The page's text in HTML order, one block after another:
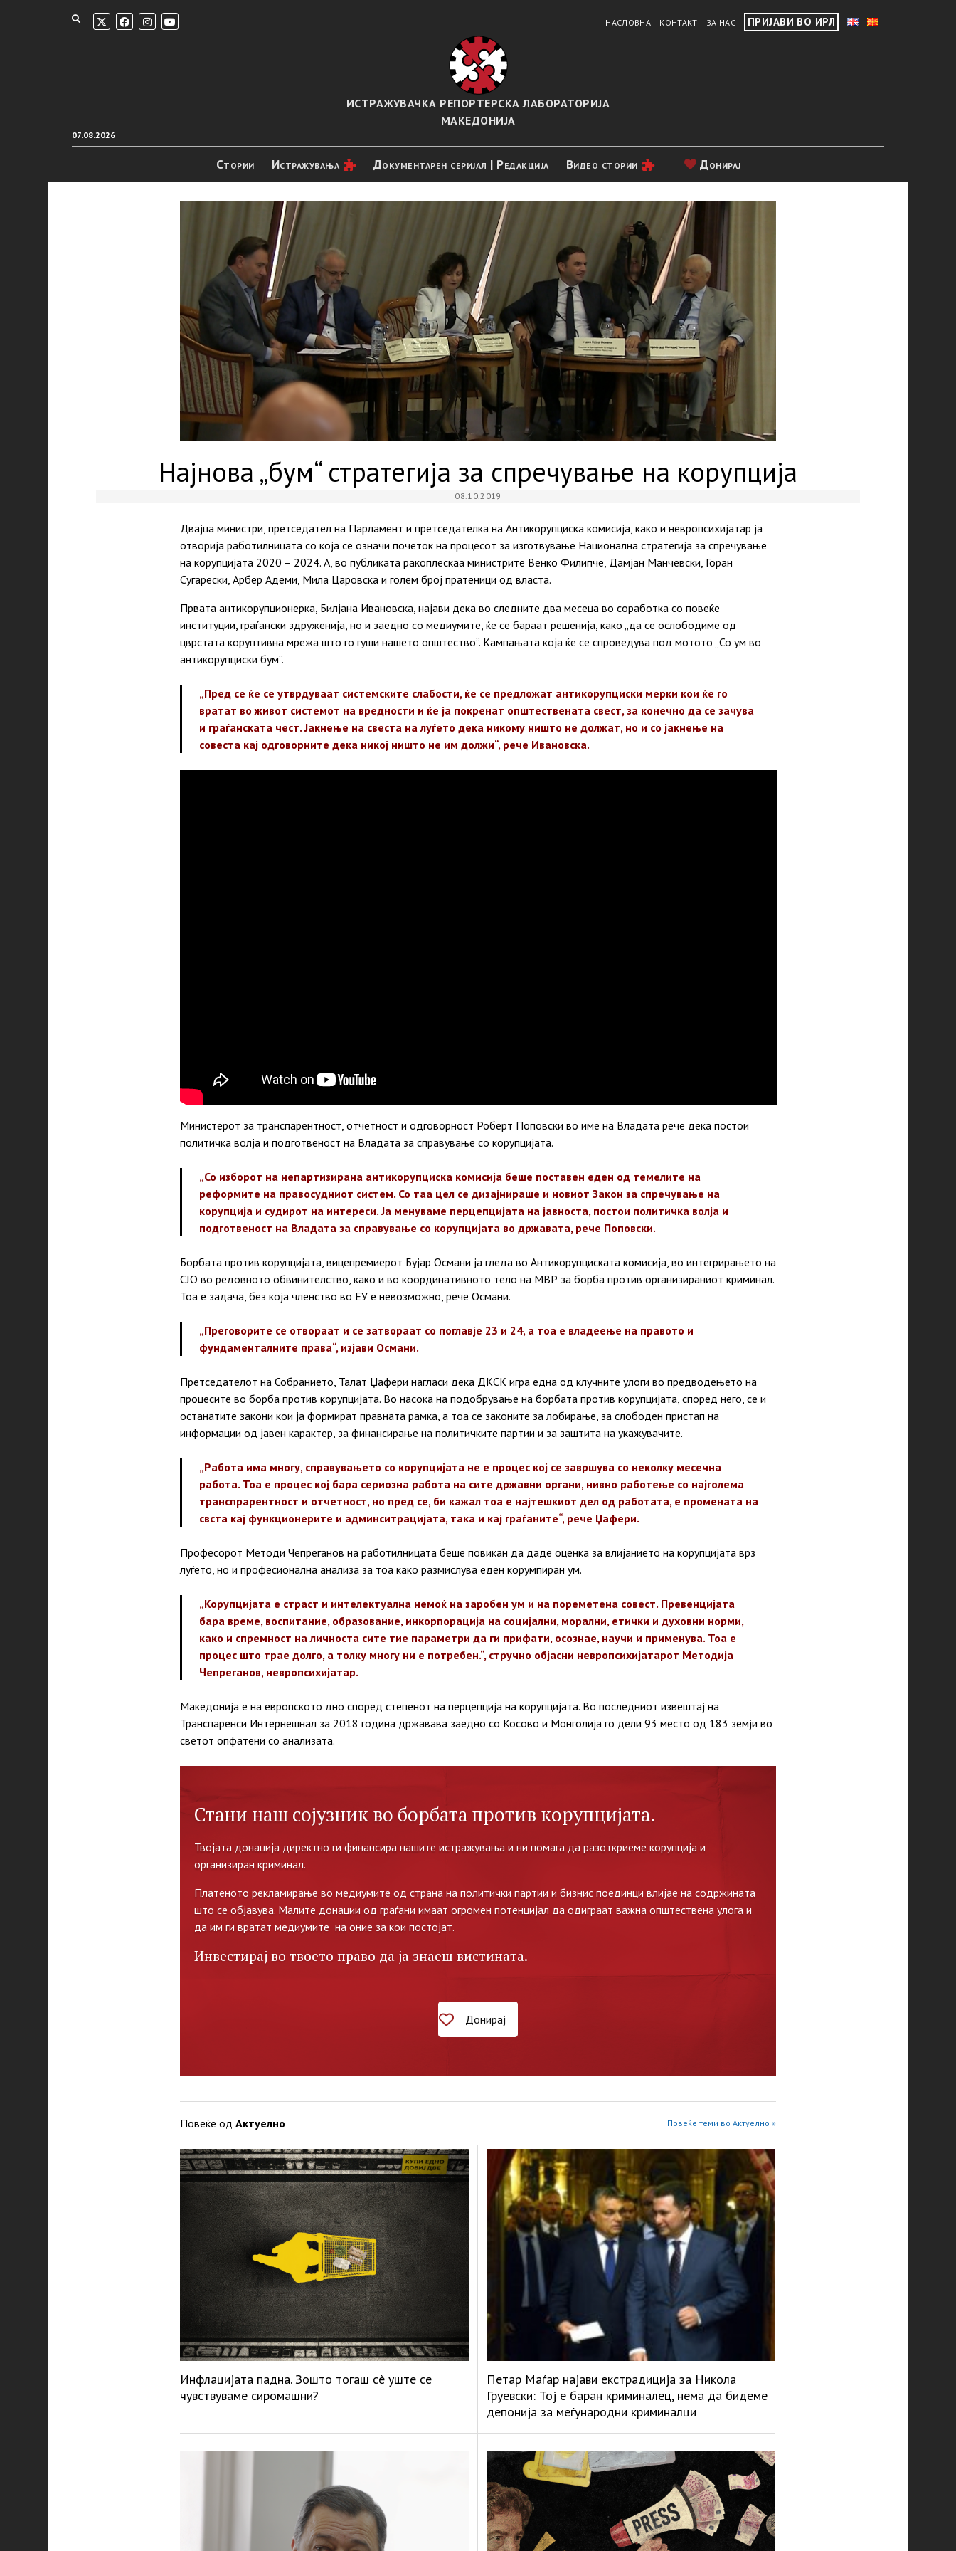
НАСЛОВНА КОНТАКТ ЗА НАС ПРИЈАВИ ВО ИРЛ
07.08.2026
ИСТРАЖУВАЧКА РЕПОРТЕРСКА ЛАБОРАТОРИЈА
МАКЕДОНИЈА
Стории Истражувањa Документарен серијал | Редакција Видео стории Донирај
Најнова „бум“ стратегија за спречување на корупција
08.10.2019
Двајца министри, претседател на Парламент и претседателка на Антикорупциска комисија, како и невропсихијатар ја
отворија работилницата со која се означи почеток на процесот за изготвување Национална стратегија за спречување
на корупцијата 2020 – 2024. А, во публиката ракоплескаа министрите Венко Филипче, Дамјан Манчевски, Горан
Сугарески, Арбер Адеми, Мила Царовска и голем број пратеници од власта.
Првата антикорупционерка, Билјана Ивановска, најави дека во следните два месеца во соработка со повеќе
институции, граѓански здруженија, но и заедно со медиумите, ќе се бараат решенија, како „да се ослободиме од
цврстата коруптивна мрежа што го гуши нашето општество”. Кампањата која ќе се спроведува под мотото „Со ум во
антикорупциски бум“.
„Пред се ќе се утврдуваат системските слабости, ќе се предложат антикорупциски мерки кои ќе го
вратат во живот системот на вредности и ќе ја покренат општествената свест, за конечно да се зачува
и граѓанската чест. Јакнење на свеста на луѓето дека никому ништо не должат, но и со јакнење на
совеста кај одговорните дека никој ништо не им должи“, рече Ивановска.
Министерот за транспарентност, отчетност и одговорност Роберт Поповски во име на Владата рече дека постои
политичка волја и подготвеност на Владата за справување со корупцијата.
„Со изборот на непартизирана антикорупциска комисија беше поставен еден од темелите на
реформите на правосудниот систем. Со таа цел се дизајнираше и новиот Закон за спречување на
корупција и судирот на интереси. Ја менуваме перцепцијата на јавноста, постои политичка волја и
подготвеност на Владата за справување со корупцијата во државата, рече Поповски.
Борбата против корупцијата, вицепремиерот Бујар Османи ја гледа во Антикорупциската комисија, во интегрирањето на
СЈО во редовното обвинителство, како и во координативното тело на МВР за борба против организираниот криминал.
Тоа е задача, без која членство во ЕУ е невозможно, рече Османи.
„Преговорите се отвораат и се затвораат со поглавје 23 и 24, а тоа е владеење на правото и
фундаменталните права“, изјави Османи.
Претседателот на Собранието, Талат Џафери нагласи дека ДКСК игра една од клучните улоги во предводењето на
процесите во борба против корупцијата. Во насока на подобрување на борбата против корупцијата, според него, се и
останатите закони кои ја формират правната рамка, а тоа се законите за лобирање, за слободен пристап на
информации од јавен карактер, за финансирање на политичките партии и за заштита на укажувачите.
„Работа има многу, справувањето со корупцијата не е процес кој се завршува со неколку месечна
работа. Тоа е процес кој бара сериозна работа на сите државни органи, нивно работење со најголема
транспрарентност и отчетност, но пред се, би кажал тоа е најтешкиот дел од работата, е промената на
свста кај функционерите и админситрацијата, така и кај граѓаните“, рече Џафери.
Професорот Методи Чепреганов на работилницата беше повикан да даде оценка за влијанието на корупцијата врз
луѓето, но и професионална анализа за тоа како размислува еден корумпиран ум.
„Корупцијата е страст и интелектуална немоќ на заробен ум и на пореметена совест. Превенцијата
бара време, воспитание, образование, инкорпорација на социјални, морални, етички и духовни норми,
како и спремност на личноста сите тие параметри да ги прифати, осознае, научи и применува. Тоа е
процес што трае долго, а толку многу ни е потребен.“, стручно објасни невропсихијатарот Методија
Чепреганов, невропсихијатар.
Македонија е на европското дно според степенот на перцепција на корупцијата. Во последниот извештај на
Транспаренси Интернешнал за 2018 година државава заедно со Косово и Монголија го дели 93 место од 183 земји во
светот опфатени со анализата.
Стани наш сојузник во борбата против корупцијата.
Твојата донација директно ги финансира нашите истражувања и ни помага да разоткриеме корупција и
организиран криминал.
Платеното рекламирање во медиумите од страна на политички партии и бизнис поединци влијае на содржината
што се објавува. Малите донации од граѓани имаат огромен потенцијал да одиграат важна општествена улога и
да им ги вратат медиумите на оние за кои постојат.
Инвестирај во твоето право да ја знаеш вистината.
Донирај
Повеќе од Актуелно Повеќе теми во Актуелно »
Инфлацијата падна. Зошто тогаш сè уште се
чувствуваме сиромашни?
Петар Маѓар најави екстрадиција за Никола
Груевски: Тој е баран криминалец, нема да бидеме
депонија за меѓународни криминалци